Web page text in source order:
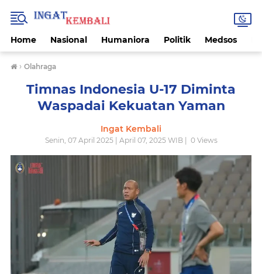
Home Nasional Humaniora Politik Medsos
› Olahraga
Timnas Indonesia U-17 Diminta
Waspadai Kekuatan Yaman
Ingat Kembali
Senin, 07 April 2025 | April 07, 2025 WIB | 0Views